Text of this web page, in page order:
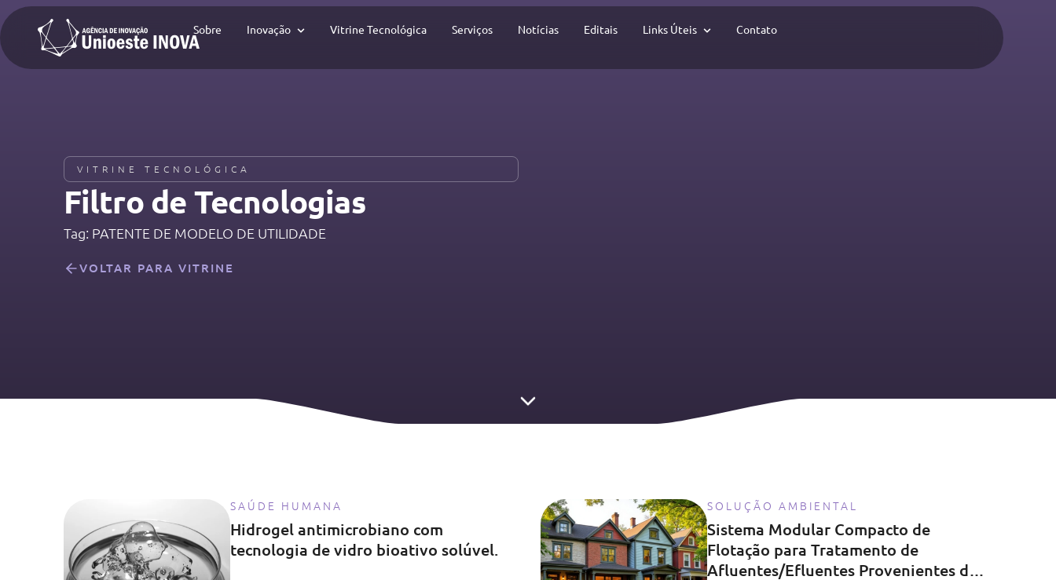
Sobre Inovação Vitrine Tecnológica Serviços Notícias Editais Links Úteis Contato
VITRINE TECNOLÓGICA
Filtro de Tecnologias​
Tag: PATENTE DE MODELO DE UTILIDADE
VOLTAR PARA VITRINE
Hidrogel antimicrobiano com
tecnologia de vidro bioativo solúvel.
SAÚDE HUMANA
Sistema Modular Compacto de
Flotação para Tratamento de
Afluentes/Efluentes Provenientes de
SOLUÇÃO AMBIENTAL